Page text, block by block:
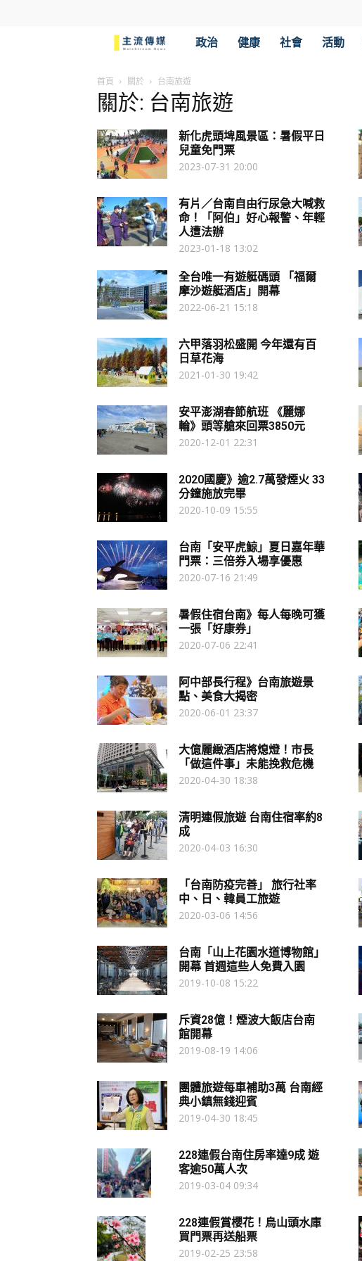
流
傳
媒
政治 健康 社會 活動
首頁 關於 台南旅遊
關於: 台南旅遊
新化虎頭埤風景區：暑假平日
兒童免門票
2023-07-31 20:00
有片／台南自由行尿急大喊救
命！「阿伯」好心報警、年輕
人遭法辦
2023-01-18 13:02
全台唯一有遊艇碼頭 「福爾
摩沙遊艇酒店」開幕
2022-06-21 15:18
六甲落羽松盛開 今年還有百
日草花海
2021-01-30 19:42
安平澎湖春節航班 《麗娜
輪》頭等艙來回票3850元
2020-12-01 22:31
2020國慶》逾2.7萬發煙火 33
分鐘施放完畢
2020-10-09 15:55
台南「安平虎鯨」夏日嘉年華
門票：三倍券入場享優惠
2020-07-16 21:49
暑假住宿台南》每人每晚可獲
一張「好康券」
2020-07-06 22:41
阿中部長行程》台南旅遊景
點、美食大揭密
2020-06-01 23:37
大億麗緻酒店將熄燈！市長
「做這件事」未能挽救危機
2020-04-30 18:38
清明連假旅遊 台南住宿率約8
成
2020-04-03 16:30
「台南防疫完善」 旅行社率
中、日、韓員工旅遊
2020-03-06 14:56
台南「山上花園水道博物館」
開幕 首週這些人免費入園
2019-10-08 15:22
斥資28億！煙波大飯店台南
館開幕
2019-08-19 14:06
團體旅遊每車補助3萬 台南經
典小鎮無錢迎賓
2019-04-30 18:45
228連假台南住房率達9成 遊
客逾50萬人次
2019-03-04 09:34
228連假賞櫻花！烏山頭水庫
買門票再送船票
2019-02-25 23:58